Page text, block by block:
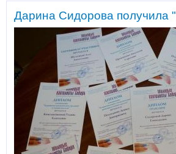
Дарина Сидорова получила